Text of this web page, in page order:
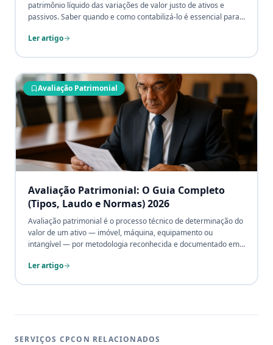
patrimônio líquido das variações de valor justo de ativos e
passivos. Saber quando e como contabilizá-lo é essencial para
CPC.
Ler artigo
Avaliação Patrimonial
Avaliação Patrimonial: O Guia Completo
(Tipos, Laudo e Normas) 2026
Avaliação patrimonial é o processo técnico de determinação do
valor de um ativo — imóvel, máquina, equipamento ou
intangível — por metodologia reconhecida e documentado em
tipos de avaliação patrimonial cruzados com a norma aplicável
o passo a passo do projeto com prazos, quem pode emitir e o
Ler artigo
SERVIÇOS CPCON RELACIONADOS